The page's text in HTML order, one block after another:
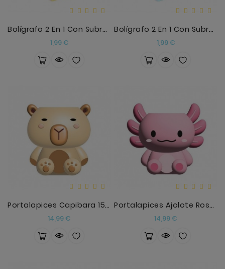
Bolígrafo 2 En 1 Con Subrayador Y Sello Animales S
1,99 €Precio
Bolígrafo 2 En 1 Con Subrayador Y Sello Gatos Bean
1,99 €Precio
Portalapices Capibara 15 Cm
14,99 €
Portalapices Ajolote Rosa 15cm
14,99 €